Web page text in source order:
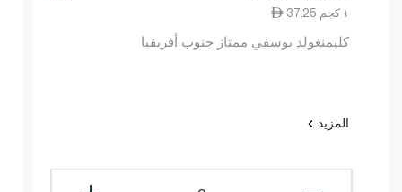
37.25 ١ كجم
كليمنغولد يوسفي ممتاز جنوب أفريقيا
المزيد